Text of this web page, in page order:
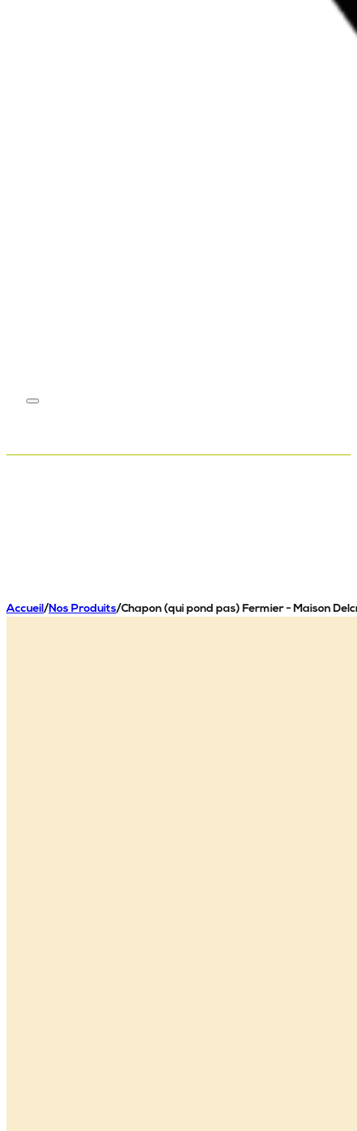
Accueil/Nos Produits/Chapon (qui pond pas) Fermier - Maison